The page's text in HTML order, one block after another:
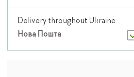
Delivery throughout Ukraine
Нова Пошта